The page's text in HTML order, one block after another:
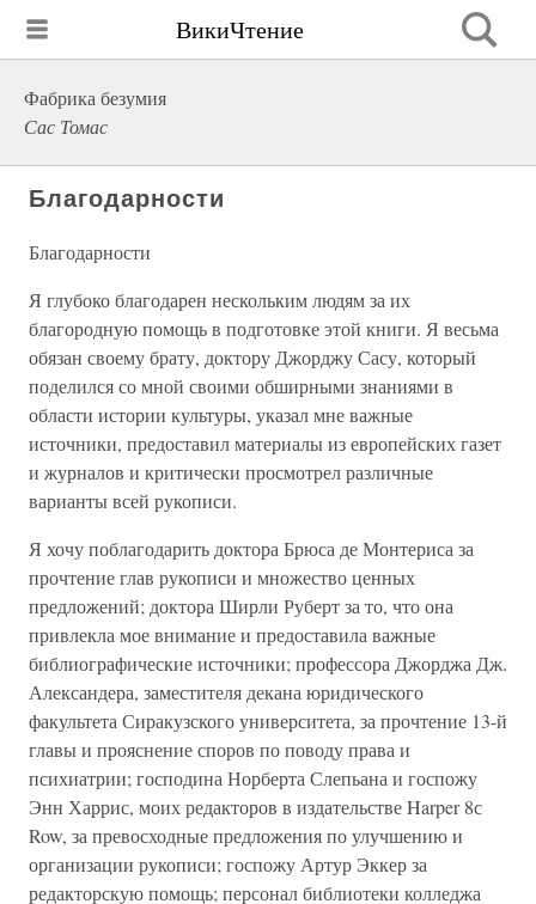
ВикиЧтение
Фабрика безумия
Сас Томас
Благодарности
Благодарности
Я глубоко благодарен нескольким людям за их
благородную помощь в подготовке этой книги. Я весьма
обязан своему брату, доктору Джорджу Сасу, который
поделился со мной своими обширными знаниями в
области истории культуры, указал мне важные
источники, предоставил материалы из европейских газет
и журналов и критически просмотрел различные
варианты всей рукописи.
Я хочу поблагодарить доктора Брюса де Монтериса за
прочтение глав рукописи и множество ценных
предложений; доктора Ширли Руберт за то, что она
привлекла мое внимание и предоставила важные
библиографические источники; профессора Джорджа Дж.
Александера, заместителя декана юридического
факультета Сиракузского университета, за прочтение 13-й
главы и прояснение споров по поводу права и
психиатрии; господина Норберта Слепьана и госпожу
Энн Харрис, моих редакторов в издательстве Harper 8с
Row, за превосходные предложения по улучшению и
организации рукописи; госпожу Артур Эккер за
редакторскую помощь; персонал библиотеки колледжа